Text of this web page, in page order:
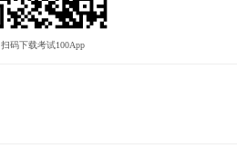
扫码下载考试100App